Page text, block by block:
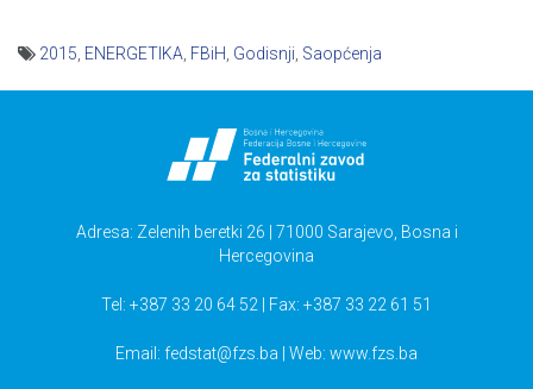
2015 ENERGETIKA FBiH Godisnji Saopćenja
Adresa: Zelenih beretki 26 | 71000 Sarajevo, Bosna i
Hercegovina
Tel: +387 33 20 64 52 | Fax: +387 33 22 61 51
Email: fedstat@fzs.ba | Web: www.fzs.ba